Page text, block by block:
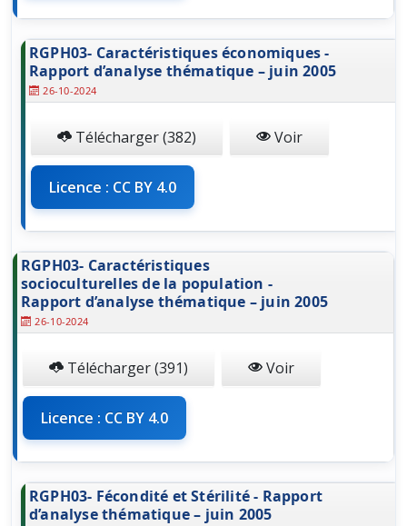
RGPH03- Caractéristiques économiques -
Rapport d’analyse thématique – juin 2005
26-10-2024
Télécharger (382) Voir
Licence : CC BY 4.0
RGPH03- Caractéristiques
socioculturelles de la population -
Rapport d’analyse thématique – juin 2005
26-10-2024
Télécharger (391) Voir
Licence : CC BY 4.0
RGPH03- Fécondité et Stérilité - Rapport
d’analyse thématique – juin 2005